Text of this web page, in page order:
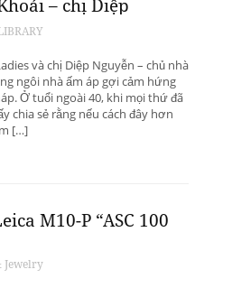
– chị Diệp
và chị Diệp Nguyễn – chủ nhà
ngôi nhà ấm áp gợi cảm hứng
Ở tuổi ngoài 40, khi mọi thứ đã
chia sẻ rằng nếu cách đây hơn
[…]
M10-P “ASC 100
Jewelry